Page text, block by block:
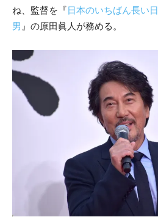
ね、監督を『日本のいちばん長い日
男 』の原田眞人が務める。